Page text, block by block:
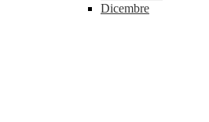
Dicembre